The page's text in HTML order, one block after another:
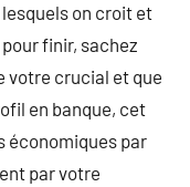
on croit et
pour finir, sachez
votre crucial et que
en banque, cet
économiques par
par votre